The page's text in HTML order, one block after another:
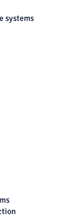
systems